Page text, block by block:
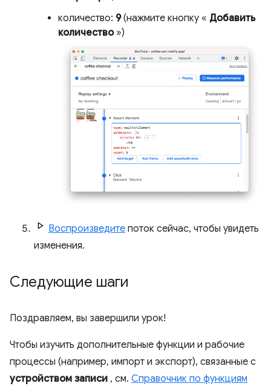
количество: 9(нажмите кнопку « Добавить
количество»)
Воспроизведите поток сейчас, чтобы увидеть
изменения.
Следующие шаги
Поздравляем, вы завершили урок!
Чтобы изучить дополнительные функции и рабочие
процессы (например, импорт и экспорт), связанные с
устройством записи , см. Справочник по функциям